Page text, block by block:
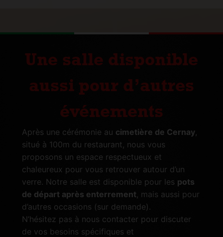
Une salle disponible
aussi pour d’autres
événements
Après une cérémonie au cimetière de Cernay,
situé à 100m du restaurant, nous vous
proposons un espace respectueux et
chaleureux pour vous retrouver autour d’un
verre. Notre salle est disponible pour les pots
de départ après enterrement, mais aussi pour
d’autres occasions (sur demande).
N’hésitez pas à nous contacter pour discuter
de vos besoins spécifiques et